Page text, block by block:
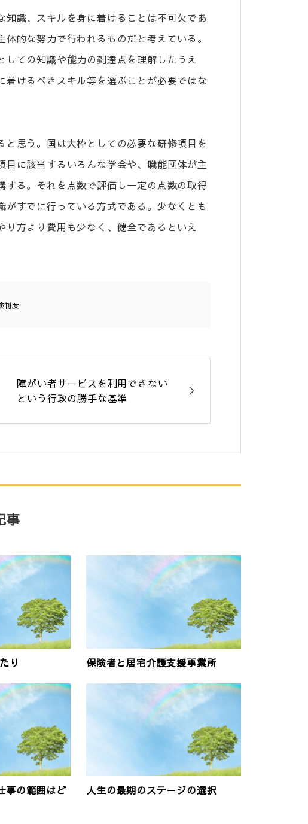
識、スキルを身に着けることは不可欠であ
的な努力で行われるものだと考えている。
ての知識や能力の到達点を理解したうえ
けるべきスキル等を選ぶことが必要ではな
思う。国は大枠としての必要な研修項目を
に該当するいろんな学会や、職能団体が主
る。それを点数で評価し一定の点数の取得
すでに行っている方式である。少なくとも
方より費用も少なく、健全であるといえ
制度
障がい者サービスを利用できない
という行政の勝手な基準
事
り 保険者と居宅介護支援事業所
事の範囲はど
人生の最期のステージの選択